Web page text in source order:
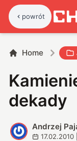
powrót
Home
dekady
A
Andrzej
17.02.2010